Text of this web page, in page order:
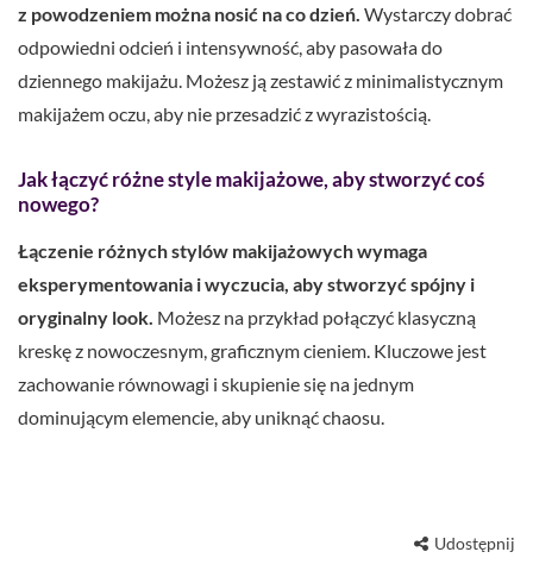
z powodzeniem można nosić na co dzień. Wystarczy dobrać
odpowiedni odcień i intensywność, aby pasowała do
dziennego makijażu. Możesz ją zestawić z minimalistycznym
makijażem oczu, aby nie przesadzić z wyrazistością.
Jak łączyć różne style makijażowe, aby stworzyć coś
nowego?
Łączenie różnych stylów makijażowych wymaga
eksperymentowania i wyczucia, aby stworzyć spójny i
oryginalny look. Możesz na przykład połączyć klasyczną
kreskę z nowoczesnym, graficznym cieniem. Kluczowe jest
zachowanie równowagi i skupienie się na jednym
dominującym elemencie, aby uniknąć chaosu.
Udostępnij